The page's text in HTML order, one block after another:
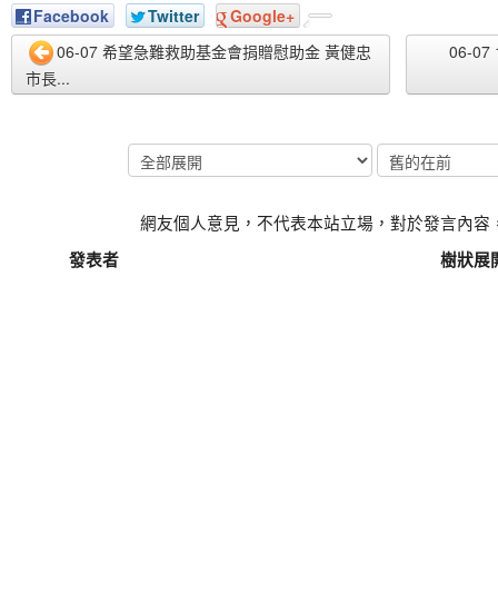
Facebook Twitter
Google+
06-07 希望急難救助基金會捐贈慰助金 黃健忠
市長...
06-07
網友個人意見，不代表本站立場，對於發言內容
發表者
樹狀展